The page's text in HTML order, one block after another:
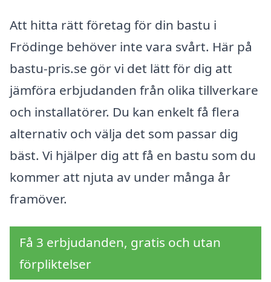
Att hitta rätt företag för din bastu i
Frödinge behöver inte vara svårt. Här på
bastu-pris.se gör vi det lätt för dig att
jämföra erbjudanden från olika tillverkare
och installatörer. Du kan enkelt få flera
alternativ och välja det som passar dig
bäst. Vi hjälper dig att få en bastu som du
kommer att njuta av under många år
framöver.
Få 3 erbjudanden, gratis och utan
förpliktelser